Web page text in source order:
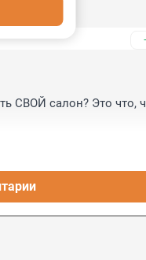
СВОЙ салон? Это что,